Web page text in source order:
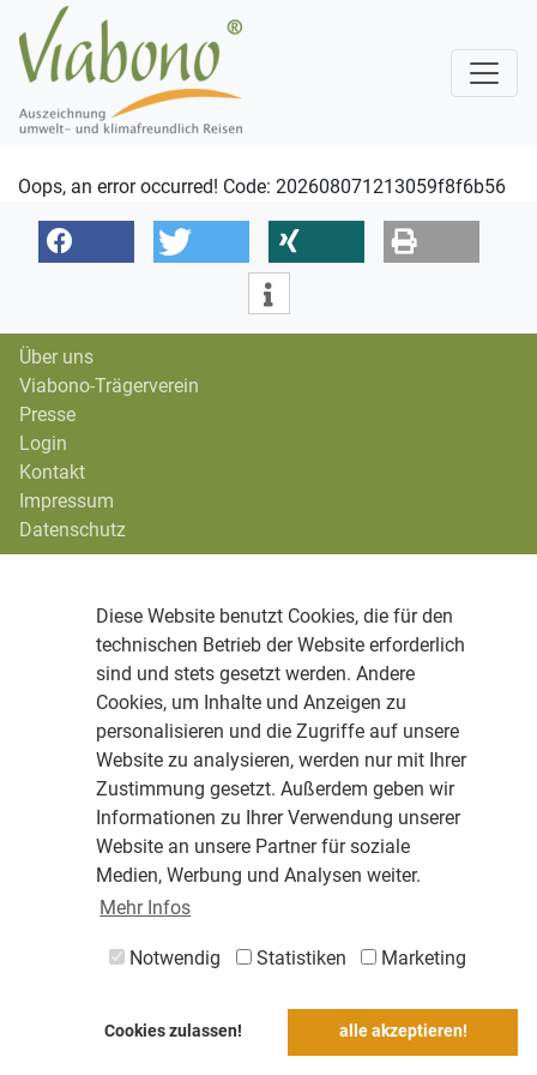
Diese Website benutzt Cookies, die für den
technischen Betrieb der Website erforderlich
sind und stets gesetzt werden. Andere
Cookies, um Inhalte und Anzeigen zu
personalisieren und die Zugriffe auf unsere
Website zu analysieren, werden nur mit Ihrer
Zustimmung gesetzt. Außerdem geben wir
Informationen zu Ihrer Verwendung unserer
Website an unsere Partner für soziale
Medien, Werbung und Analysen weiter.
Mehr Infos
Notwendig Statistiken Marketing
Cookies zulassen! alle akzeptieren!
Oops, an error occurred! Code: 202608071213059f8f6b56
Über uns
Viabono-Trägerverein
Presse
Login
Kontakt
Impressum
Datenschutz